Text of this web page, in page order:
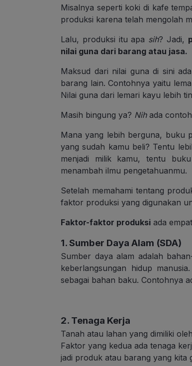
Misalnya seperti koki di kafe
produksi karena telah mengolah
Lalu, produksi itu apa sih? Jadi,
nilai guna dari barang atau jasa.
Maksud dari nilai guna di sini
barang lain. Contohnya yaitu
Nilai guna dari lemari kayu lebih
Masih bingung ya? Nihada
Mana yang lebih berguna, buku
yang sudah kamu beli? Tentu
menjadi milik kamu, tentu
menambah ilmu pengetahuanmu.
Setelah memahami tentang
faktor produksi yang digunakan
Faktor-faktor produksi ada
1. Sumber Daya Alam (SDA)
Sumber daya alam adalah
keberlangsungan hidup
sebagai bahan baku. Contohnya
2. Tenaga Kerja
Tanah atau lahan yang dimiliki
Faktor yang kedua ada tenaga
jadi produk atau barang yang kita